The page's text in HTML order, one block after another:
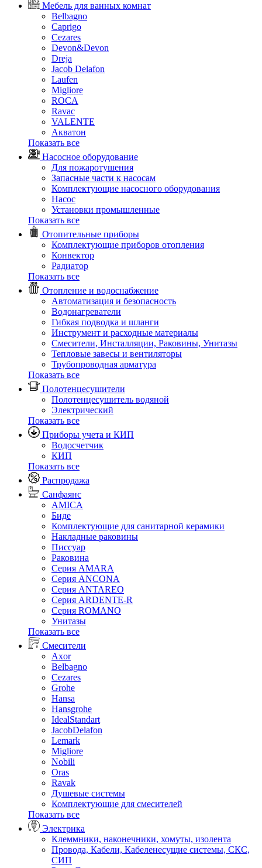
Мебель для ванных комнат
Belbagno
Caprigo
Cezares
Devon&Devon
Dreja
Jacob Delafon
Laufen
Migliore
ROCA
Rаvac
VALENTE
Акватон
Показать все
Насосное оборудование
Для пожаротушения
Запасные части к насосам
Комплектующие насосного оборудования
Насос
Установки промышленные
Показать все
Отопительные приборы
Комплектующие приборов отопления
Конвектор
Радиатор
Показать все
Отопление и водоснабжение
Автоматизация и безопасность
Водонагреватели
Гибкая подводка и шланги
Инструмент и расходные материалы
Смесители, Инсталляции, Раковины, Унитазы
Тепловые завесы и вентиляторы
Трубопроводная арматура
Показать все
Полотенцесушители
Полотенцесушитель водяной
Электрический
Показать все
Приборы учета и КИП
Водосчетчик
КИП
Показать все
Распродажа
Санфаянс
AMICA
Биде
Комплектующие для санитарной керамики
Накладные раковины
Писсуар
Раковина
Серия AMARA
Серия ANCONA
Серия ANTAREO
Серия ARDENTE-R
Серия ROMANO
Унитазы
Показать все
Смесители
Axor
Belbagno
Cezares
Grohe
Hansa
Hansgrohe
IdealStandart
JacobDelafon
Lemark
Migliore
Nobili
Oras
Ravak
Душевые системы
Комплектующие для смесителей
Показать все
Электрика
Клеммники, наконечники, хомуты, изолента
Провода, Кабели, Кабеленесущие системы, СКС,
СИП